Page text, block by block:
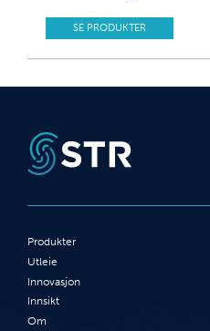
SE PRODUKTER
Produkter
Utleie
Innovasjon
Innsikt
Om